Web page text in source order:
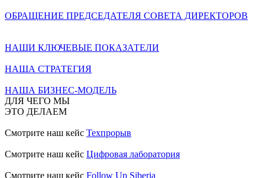
ОБРАЩЕНИЕ ПРЕДСЕДАТЕЛЯ СОВЕТА ДИРЕКТОРОВ
НАШИ КЛЮЧЕВЫЕ ПОКАЗАТЕЛИ
НАША СТРАТЕГИЯ
НАША БИЗНЕС-МОДЕЛЬ
ДЛЯ ЧЕГО МЫ
ЭТО ДЕЛАЕМ
Смотрите наш кейс Техпрорыв
Смотрите наш кейс Цифровая лаборатория
Смотрите наш кейс Follow Up Siberia